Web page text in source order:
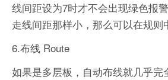
线间距设为7时才不会出现绿色报
走线间距那样小，那么可以在规则
6.布线 Route
如果是多层板，自动布线就几乎完